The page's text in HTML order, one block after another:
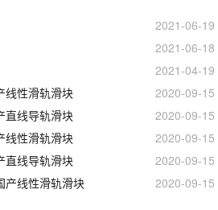
2021-06-19
2021-06-18
2021-04-19
线性滑轨滑块
2020-09-15
直线导轨滑块
2020-09-15
线性滑轨滑块
2020-09-15
直线导轨滑块
2020-09-15
产线性滑轨滑块
2020-09-15